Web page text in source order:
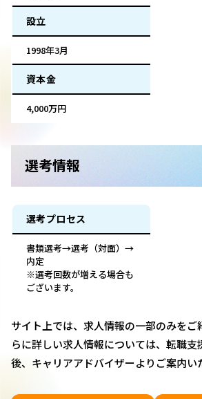
設立
1998年3月
資本金
4,000万円
選考情報
選考プロセス
書類選考→選考（対面）→
内定
※選考回数が増える場合も
ございます。
サイト上では、求人情報の一部のみをご
らに詳しい求人情報については、転職
後、キャリアアドバイザーよりご案内い